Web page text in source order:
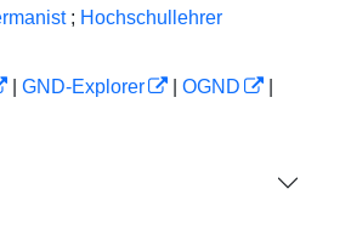
; Hochschullehrer
GND-Explorer OGND